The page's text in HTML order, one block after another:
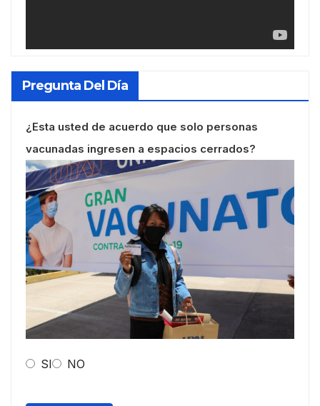
Pregunta Del Día
¿Esta usted de acuerdo que solo personas
vacunadas ingresen a espacios cerrados?
SI NO